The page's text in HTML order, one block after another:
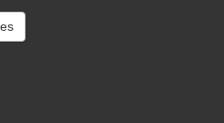
Youtube
conforme